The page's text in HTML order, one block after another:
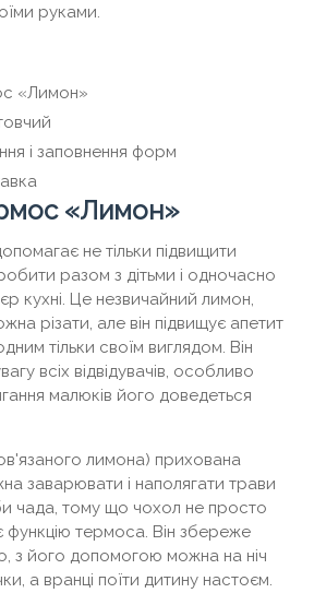
руками.
«Лимон»
і заповнення форм
«Лимон»
не тільки підвищити
разом з дітьми і одночасно
кухні. Це незвичайний лимон,
різати, але він підвищує апетит
тільки своїм виглядом. Він
всіх відвідувачів, особливо
малюків його доведеться
лимона) прихована
заварювати і наполягати трави
чада, тому що чохол не просто
функцію термоса. Він збереже
з його допомогою можна на ніч
а вранці поїти дитину настоєм.